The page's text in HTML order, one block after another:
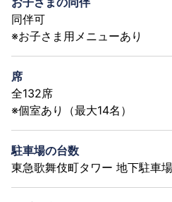
同伴可
※お子さま用メニューあり
席
全132席
※個室あり（最大14名）
駐車場の台数
東急歌舞伎町タワー 地下駐車